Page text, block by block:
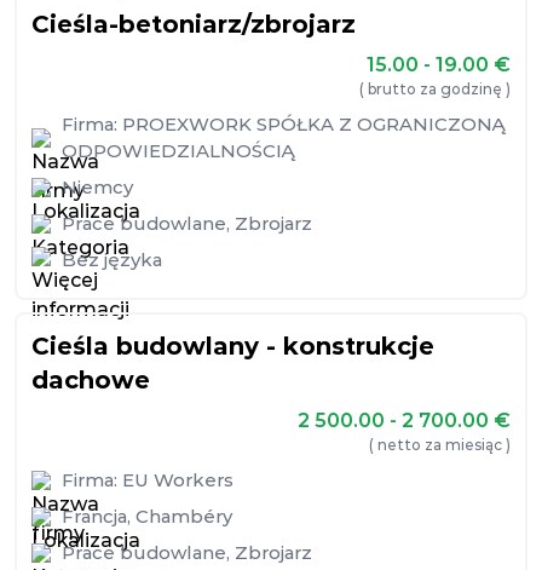
Cieśla-betoniarz/zbrojarz
15.00 - 19.00 €
( brutto za godzinę )
Firma: PROEXWORK SPÓŁKA Z OGRANICZONĄ
ODPOWIEDZIALNOŚCIĄ
Niemcy
Prace budowlane, Zbrojarz
Bez języka
Cieśla budowlany - konstrukcje
dachowe
2 500.00 - 2 700.00 €
( netto za miesiąc )
Firma: EU Workers
Francja, Chambéry
Prace budowlane, Zbrojarz